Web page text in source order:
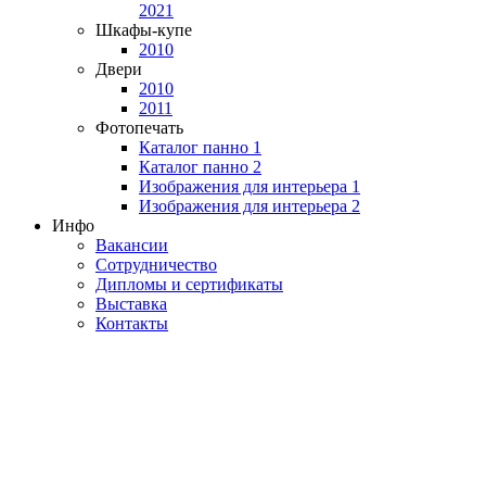
2021
Шкафы-купе
2010
Двери
2010
2011
Фотопечать
Каталог панно 1
Каталог панно 2
Изображения для интерьера 1
Изображения для интерьера 2
Инфо
Вакансии
Сотрудничество
Дипломы и сертификаты
Выставка
Контакты